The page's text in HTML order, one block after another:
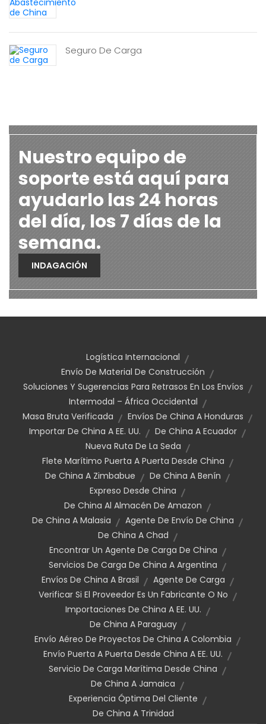
Seguro De Carga
Nuestro equipo de
soporte está aquí para
ayudarlo las 24 horas
del día, los 7 días de la
semana.
INDAGACIÓN
Logística Internacional
Envío De Material De Construcción
Soluciones Y Sugerencias Para Retrasos En Los Envíos
Intermodal – África Occidental
Masa Bruta Verificada
Envíos De China A Honduras
Importar De China A EE. UU.
De China A Ecuador
Nueva Ruta De La Seda
Flete Marítimo Puerta A Puerta Desde China
De China A Zimbabue
De China A Benín
Expreso Desde China
De China Al Almacén De Amazon
De China A Malasia
Agente De Envío De China
De China A Chad
Encontrar Un Agente De Carga De China
Servicios De Carga De China A Argentina
Envíos De China A Brasil
Agente De Carga
Verificar Si El Proveedor Es Un Fabricante O No
Importaciones De China A EE. UU.
De China A Paraguay
Envío Aéreo De Proyectos De China A Colombia
Envío Puerta A Puerta Desde China A EE. UU.
Servicio De Carga Marítima Desde China
De China A Jamaica
Experiencia Óptima Del Cliente
De China A Trinidad